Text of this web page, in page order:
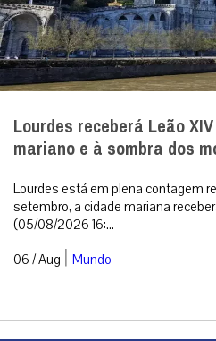
Lourdes receberá Leão
mariano e à sombra dos
Lourdes está em plena contagem
setembro, a cidade mariana
(05/08/2026 16:...
06 / Aug | Mundo